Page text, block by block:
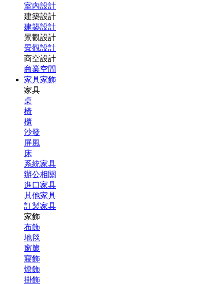
室內設計
建築設計
建築設計
景觀設計
景觀設計
商空設計
商業空間
家具家飾
家具
桌
椅
櫃
沙發
屏風
床
系統家具
辦公相關
進口家具
其他家具
訂製家具
家飾
布飾
地毯
窗簾
寢飾
燈飾
掛飾